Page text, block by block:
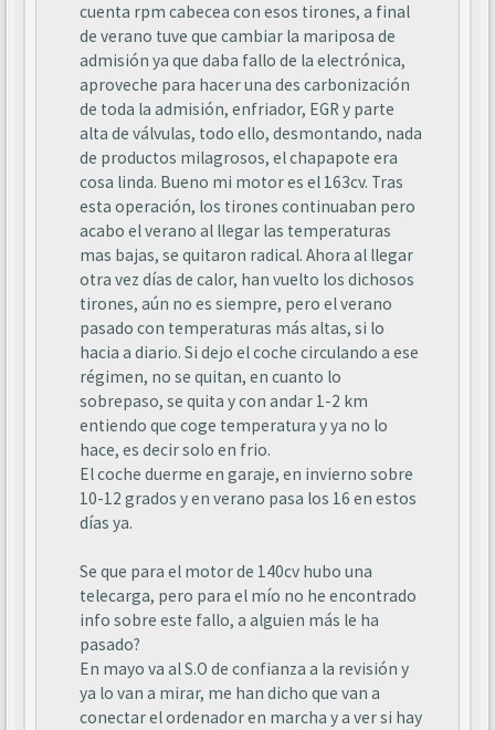
cuenta rpm cabecea con esos tirones, a final
de verano tuve que cambiar la mariposa de
admisión ya que daba fallo de la electrónica,
aproveche para hacer una des carbonización
de toda la admisión, enfriador, EGR y parte
alta de válvulas, todo ello, desmontando, nada
de productos milagrosos, el chapapote era
cosa linda. Bueno mi motor es el 163cv. Tras
esta operación, los tirones continuaban pero
acabo el verano al llegar las temperaturas
mas bajas, se quitaron radical. Ahora al llegar
otra vez días de calor, han vuelto los dichosos
tirones, aún no es siempre, pero el verano
pasado con temperaturas más altas, si lo
hacia a diario. Si dejo el coche circulando a ese
régimen, no se quitan, en cuanto lo
sobrepaso, se quita y con andar 1-2 km
entiendo que coge temperatura y ya no lo
hace, es decir solo en frio.
El coche duerme en garaje, en invierno sobre
10-12 grados y en verano pasa los 16 en estos
días ya.
Se que para el motor de 140cv hubo una
telecarga, pero para el mío no he encontrado
info sobre este fallo, a alguien más le ha
pasado?
En mayo va al S.O de confianza a la revisión y
ya lo van a mirar, me han dicho que van a
conectar el ordenador en marcha y a ver si hay